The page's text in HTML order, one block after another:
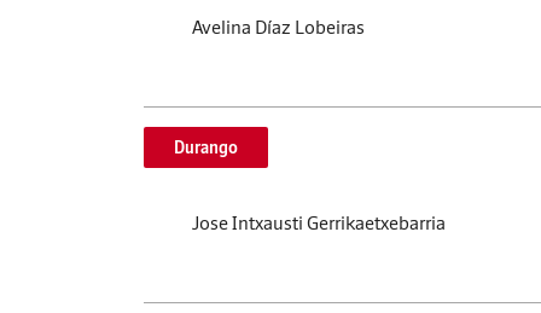
Avelina Díaz Lobeiras
Durango
Jose Intxausti Gerrikaetxebarria